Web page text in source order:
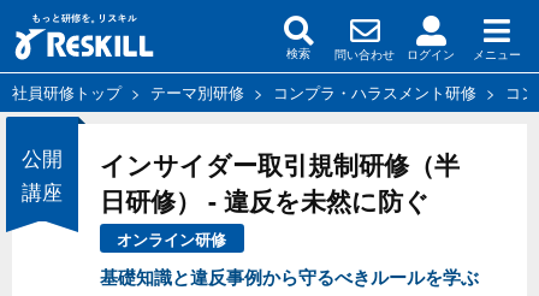
検索 問い合わせ ログイン メニュー
社員研修トップ> テーマ別研修 > コンプラ・ハラスメント研修 > コ
インサイダー取引規制研修（半
日研修） - 違反を未然に防ぐ
オンライン研修
基礎知識と違反事例から守るべきルールを学ぶ
公開
講座